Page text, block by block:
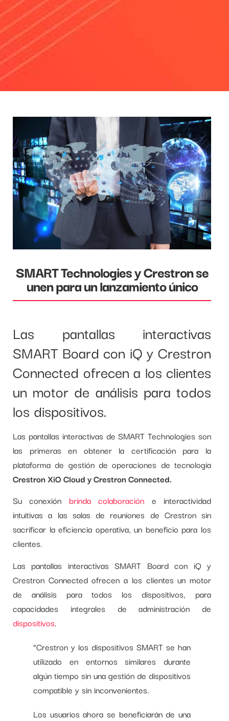
SMART Technologies y Crestron se
unen para un lanzamiento único
Las pantallas interactivas
SMART Board con iQ y Crestron
Connected ofrecen a los clientes
un motor de análisis para todos
los dispositivos.
Las pantallas interactivas de SMART Technologies son
las primeras en obtener la certificación para la
plataforma de gestión de operaciones de tecnología
Crestron XiO Cloud y Crestron Connected.
Su conexión brinda colaboración e interactividad
intuitivas a las salas de reuniones de Crestron sin
sacrificar la eficiencia operativa, un beneficio para los
clientes.
Las pantallas interactivas SMART Board con iQ y
Crestron Connected ofrecen a los clientes un motor
de análisis para todos los dispositivos, para
capacidades integrales de administración de
dispositivos.
“Crestron y los dispositivos SMART se han
utilizado en entornos similares durante
algún tiempo sin una gestión de dispositivos
compatible y sin inconvenientes.
Los usuarios ahora se beneficiarán de una